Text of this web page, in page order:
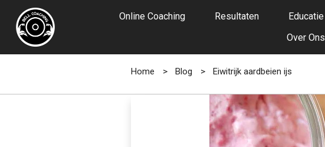
Online Coaching Resultaten Educatie
Over Ons
Home > Blog > Eiwitrijk aardbeien ijs